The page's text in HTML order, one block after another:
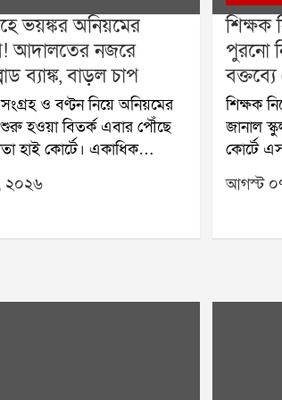
ভয়ঙ্কর অনিয়মের
আদালতের নজরে
ব্যাঙ্ক, বাড়ল চাপ
ও বণ্টন নিয়ে অনিয়মের
হওয়া বিতর্ক এবার পৌঁছে
হাই কোর্টে। একাধিক
ব্যাঙ্কের বিরুদ্ধে তদন্ত শুরু
পাড়ায় রক্তদান শিবির
দপ্তর। সেই নির্দেশের বিরোধিতা
রাও রাজ্য সরকারের কাছে
২০২৬
শিক্ষক
পুরনো
শিক্ষক
জানাল
কোর্টে
মামলার
নীলাঞ্জন
আগস্ট